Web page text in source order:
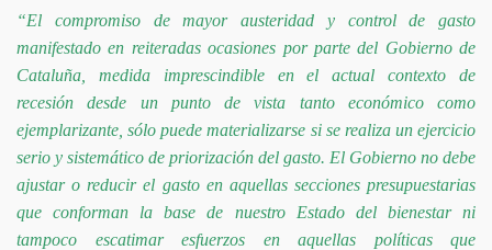
“El compromiso de mayor austeridad y control de gasto
manifestado en reiteradas ocasiones por parte del Go­bierno de
Cataluña, medida imprescindible en el actual contexto de
recesión desde un punto de vista tanto econó­mico como
ejemplarizante, sólo puede materializarse si se realiza un ejercicio
serio y sistemático de priorización del gasto. El Gobierno no debe
ajustar o reducir el gasto en aquellas secciones presupuestarias
que conforman la base de nuestro Estado del bienestar ni
tampoco es­catimar esfuerzos en aquellas políticas que